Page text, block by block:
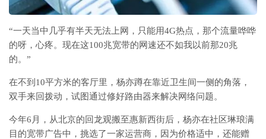
“一天当中几乎有半天无法上网，只能用4G热点，那个流量哗哗
的呀，心疼。现在这100兆宽带的网速还不如我以前那20兆
的。”
在不到10平方米的客厅里，杨亦蹲在靠近卫生间一侧的角落，
双手来回拨动，试图通过修好路由器来解决网络问题。
今年6月，从北京的回龙观搬至惠新西街后，杨亦在社区琳琅满
目的宽带广告中，挑选了一家运营商，因为价格适中，还能赠